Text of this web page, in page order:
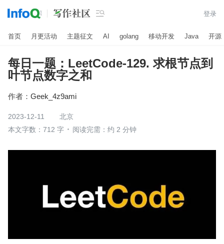
 登录
首页 月更活动 主题征文 AI golang 移动开发 Java 开源
每日一题：LeetCode-129. 求根节点到
叶节点数字之和
作者： Geek_4z9ami
2023-12-11
北京
本文字数：712 字
阅读完需：约 2 分钟